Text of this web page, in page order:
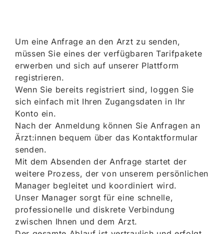
Um eine Anfrage an den Arzt zu senden,
müssen Sie eines der verfügbaren Tarifpakete
erwerben und sich auf unserer Plattform
registrieren.
Wenn Sie bereits registriert sind, loggen Sie
sich einfach mit Ihren Zugangsdaten in Ihr
Konto ein.
Nach der Anmeldung können Sie Anfragen an
Ärzt:innen bequem über das Kontaktformular
senden.
Mit dem Absenden der Anfrage startet der
weitere Prozess, der von unserem persönlichen
Manager begleitet und koordiniert wird.
Unser Manager sorgt für eine schnelle,
professionelle und diskrete Verbindung
zwischen Ihnen und dem Arzt.